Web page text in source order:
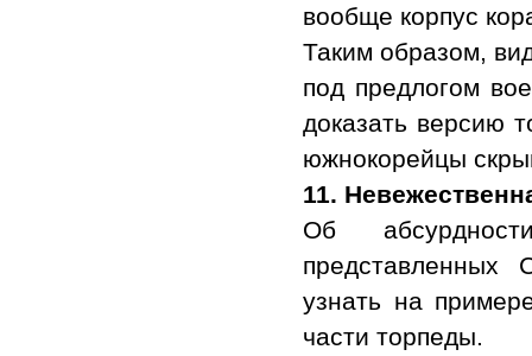
вообще корпус
Таким образом,
под предлогом
доказать версию
южнокорейцы
11.
Об
узнать на
части торпеды.